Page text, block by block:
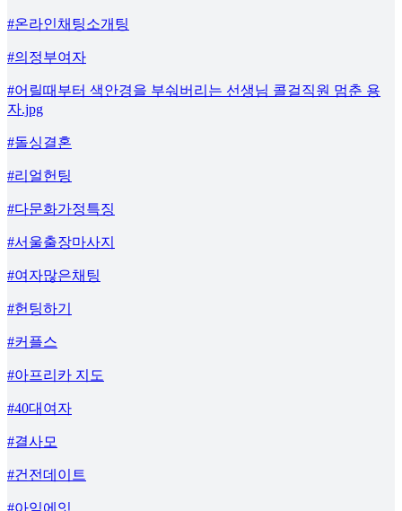
#온라인채팅소개팅
#의정부여자
#어릴때부터 색안경을 부숴버리는 선생님 콜걸직원 멈춘 용
자.jpg
#돌싱결혼
#리얼헌팅
#다문화가정특징
#서울출장마사지
#여자많은채팅
#헌팅하기
#커플스
#아프리카 지도
#40대여자
#결사모
#건전데이트